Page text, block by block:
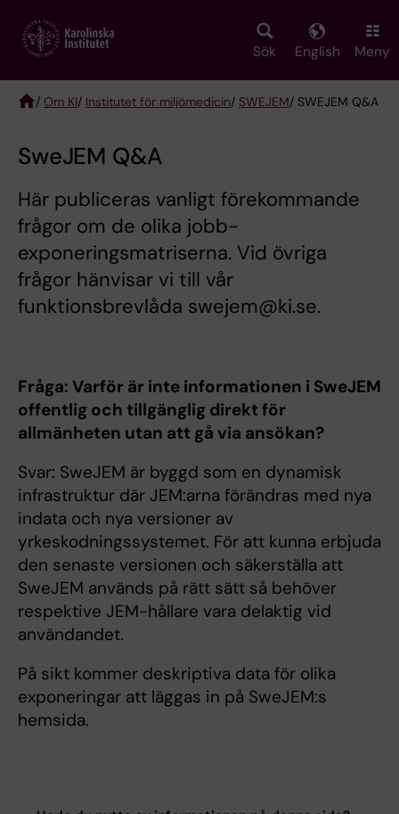
main
Sök English Meny
/ Om KI/ Institutet för miljömedicin/ SWEJEM/ SWEJEM Q&A
SweJEM Q&A
Här publiceras vanligt förekommande
frågor om de olika jobb-
exponeringsmatriserna. Vid övriga
frågor hänvisar vi till vår
funktionsbrevlåda swejem@ki.se.
Fråga: Varför är inte informationen i SweJEM
offentlig och tillgänglig direkt för
allmänheten utan att gå via ansökan?
Svar: SweJEM är byggd som en dynamisk
infrastruktur där JEM:arna förändras med nya
indata och nya versioner av
yrkeskodningssystemet. För att kunna erbjuda
den senaste versionen och säkerställa att
SweJEM används på rätt sätt så behöver
respektive JEM-hållare vara delaktig vid
användandet.
På sikt kommer deskriptiva data för olika
exponeringar att läggas in på SweJEM:s
hemsida.